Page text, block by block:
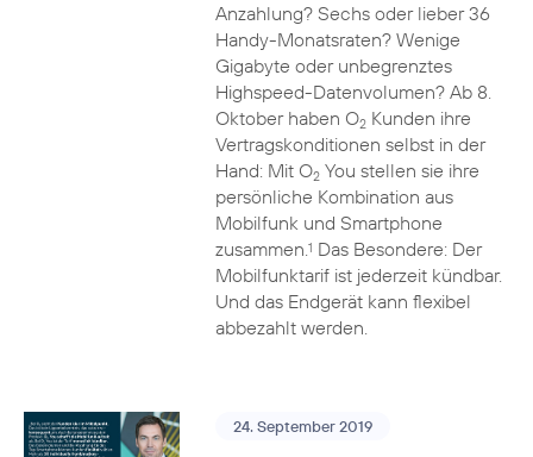
Anzahlung? Sechs oder lieber 36
Handy-Monatsraten? Wenige
Gigabyte oder unbegrenztes
Highspeed-Datenvolumen? Ab 8.
Oktober haben O2Kunden ihre
Vertragskonditionen selbst in der
Hand: Mit O2You stellen sie ihre
persönliche Kombination aus
Mobilfunk und Smartphone
zusammen.1 Das Besondere: Der
Mobilfunktarif ist jederzeit kündbar.
Und das Endgerät kann flexibel
abbezahlt werden.
24. September 2019